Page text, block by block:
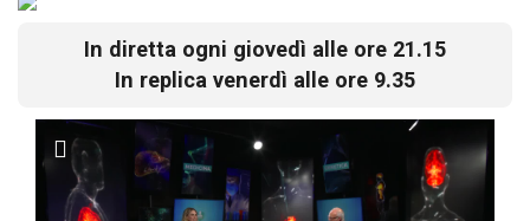
In diretta ogni giovedì alle ore 21.15
In replica venerdì alle ore 9.35